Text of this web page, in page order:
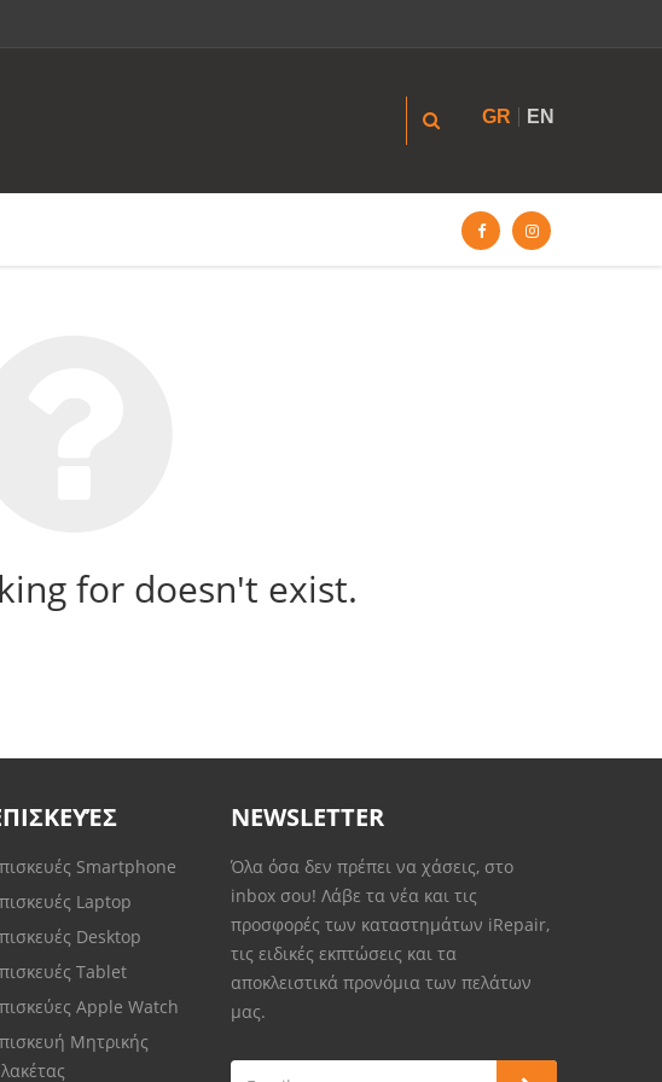
GR EN
for doesn't exist.
Smartphone
Laptop
Desktop
Tablet
Apple Watch
Μητρικής
NEWSLETTER
Όλα όσα δεν πρέπει να χάσεις, στο
inbox σου! Λάβε τα νέα και τις
προσφορές των καταστημάτων iRepair,
τις ειδικές εκπτώσεις και τα
αποκλειστικά προνόμια των πελάτων
μας.